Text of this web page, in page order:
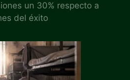
un 30% respecto a
del éxito